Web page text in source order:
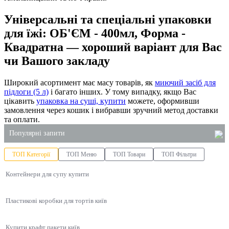
Універсальні та спеціальні упаковки
для їжі: ОБ'ЄМ - 400мл, Форма -
Квадратна — хороший варіант для Вас
чи Вашого закладу
Широкий асортимент має масу товарів, як миючий засіб для
підлоги (5 л) і багато інших. У тому випадку, якщо Вас
цікавить упаковка на суші, купити можете, оформивши
замовлення через кошик і вибравши зручний метод доставки
та оплати.
Популярні запити
одноразові контейнери ціна
тримачі для кавових стаканів
підкладка для їжі
ТОП Категорії ТОП Меню ТОП Товари ТОП Фільтри
Контейнери для супу купити
Пластикові коробки для тортів київ
Купити крафт пакети київ